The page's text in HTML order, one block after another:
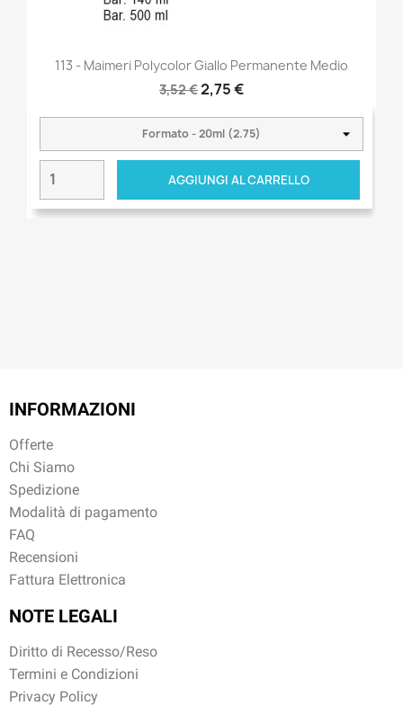
113 - Maimeri Polycolor Giallo Permanente Medio
3,52 €2,75 €
AGGIUNGI AL CARRELLO
INFORMAZIONI
Offerte
Chi Siamo
Spedizione
Modalità di pagamento
FAQ
Recensioni
Fattura Elettronica
NOTE LEGALI
Diritto di Recesso/Reso
Termini e Condizioni
Privacy Policy